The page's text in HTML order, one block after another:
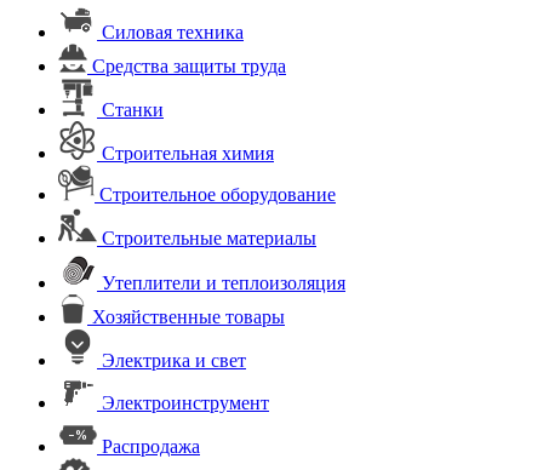
Силовая техника
Средства защиты труда
Станки
Строительная химия
Строительное оборудование
Строительные материалы
Утеплители и теплоизоляция
Хозяйственные товары
Электрика и свет
Электроинструмент
Распродажа